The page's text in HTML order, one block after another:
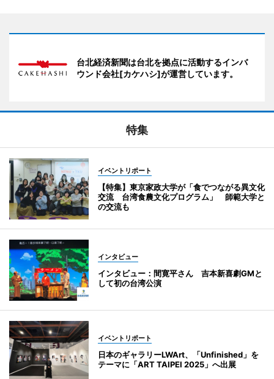
台北経済新聞は台北を拠点に活動するインバ
ウンド会社[カケハシ]が運営しています。
特集
イベントリポート
【特集】東京家政大学が「食でつながる異文化
交流 台湾食農文化プログラム」 師範大学と
の交流も
インタビュー
インタビュー：間寛平さん 吉本新喜劇GMと
して初の台湾公演
イベントリポート
日本のギャラリーLWArt、「Unfinished」を
テーマに「ART TAIPEI 2025」へ出展